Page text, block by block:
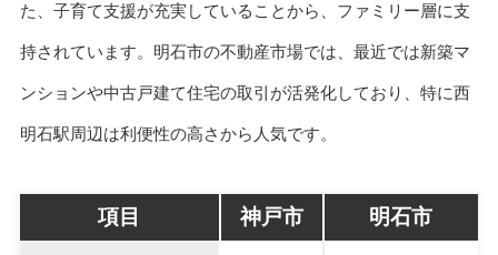
た、子育て支援が充実していることから、ファミリー層に支
持されています。明石市の不動産市場では、最近では新築マ
ンションや中古戸建て住宅の取引が活発化しており、特に西
明石駅周辺は利便性の高さから人気です。
項目 神戸市 明石市